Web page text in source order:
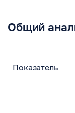
Общий
Показатель